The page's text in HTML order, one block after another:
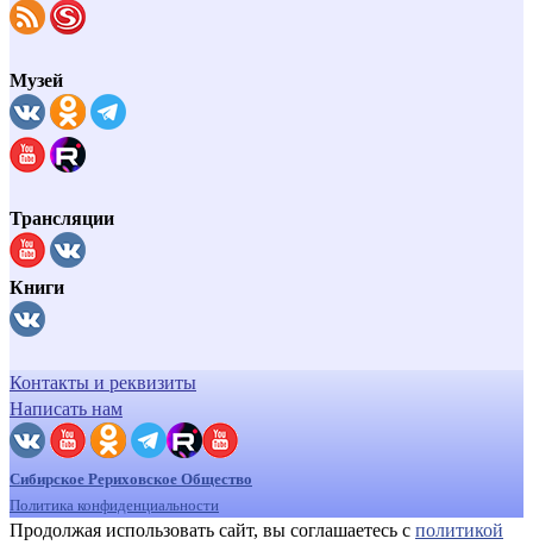
Музей
Трансляции
Книги
Контакты и реквизиты
Написать нам
Сибирское Рериховское Общество
Политика конфиденциальности
Продолжая использовать сайт, вы соглашаетесь с политикой